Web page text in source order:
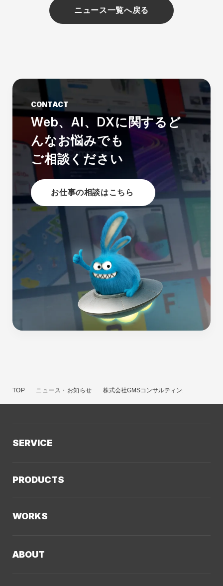
ニュース一覧へ戻る
CONTACT
Web、AI、DXに関する ど
んなお悩みでも
ご相談ください
お仕事の相談はこちら
TOP ニュース・お知らせ 株式会社GMSコンサルティング様のコラム
SERVICE
Web制作
デザイン・ブランディング
PRODUCTS
LLMO／AIO／GEO診断
WORKS
ABOUT